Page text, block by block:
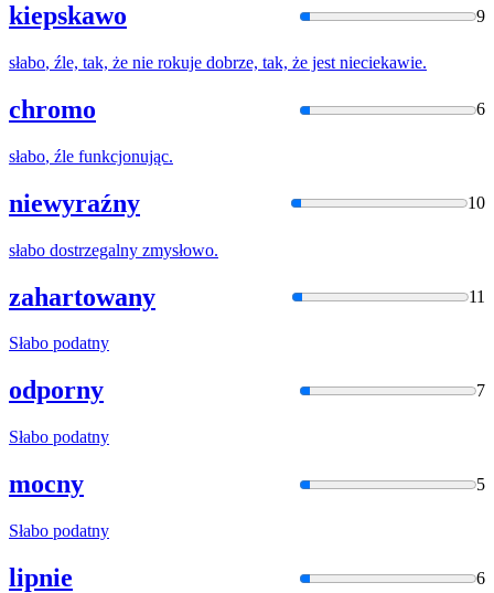
kiepskawo 9
słabo, źle, tak, że nie rokuje dobrze, tak, że jest nieciekawie.
chromo 6
słabo, źle funkcjonując.
niewyraźny 10
słabo dostrzegalny zmysłowo.
zahartowany 11
Słabo podatny
odporny 7
Słabo podatny
mocny 5
Słabo podatny
lipnie 6